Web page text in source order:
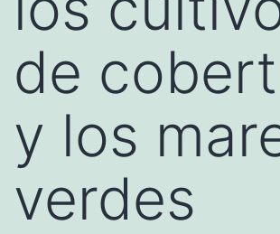
de
y los
verdes